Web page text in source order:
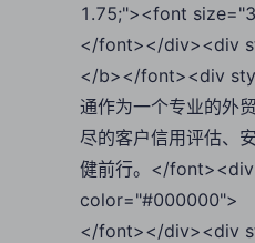
1.75;"><font
</font></div><div
</b></font><div
通作为一个专业的外
尽的客户信用评估、
健前行。</
color="#000000">
</font></div><div